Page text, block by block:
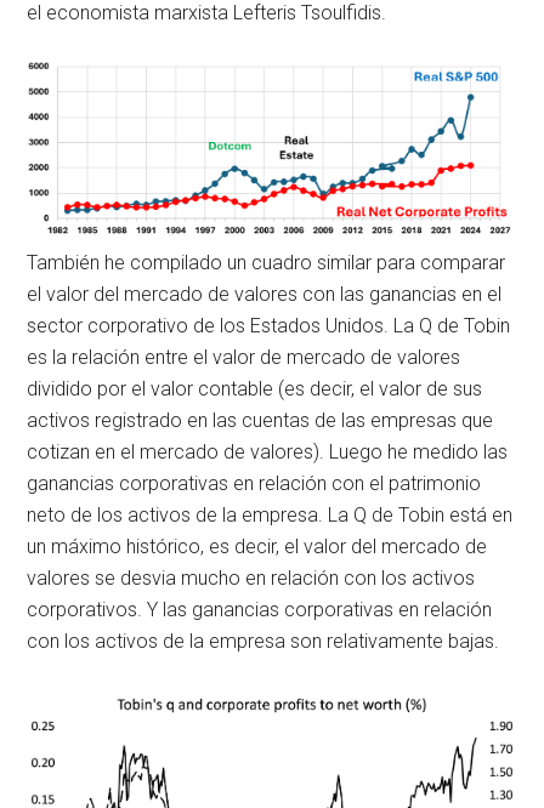
el economista marxista Lefteris Tsoulfidis.
También he compilado un cuadro similar para comparar
el valor del mercado de valores con las ganancias en el
sector corporativo de los Estados Unidos. La Q de Tobin
es la relación entre el valor de mercado de valores
dividido por el valor contable (es decir, el valor de sus
activos registrado en las cuentas de las empresas que
cotizan en el mercado de valores). Luego he medido las
ganancias corporativas en relación con el patrimonio
neto de los activos de la empresa. La Q de Tobin está en
un máximo histórico, es decir, el valor del mercado de
valores se desvia mucho en relación con los activos
corporativos. Y las ganancias corporativas en relación
con los activos de la empresa son relativamente bajas.